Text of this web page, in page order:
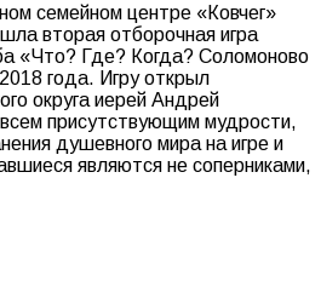
семейном центре «Ковчег»
вторая отборочная игра
«Что? Где? Когда? Соломоново
года. Игру открыл
округа иерей Андрей
присутствующим мудрости,
душевного мира на игре и
являются не соперниками,